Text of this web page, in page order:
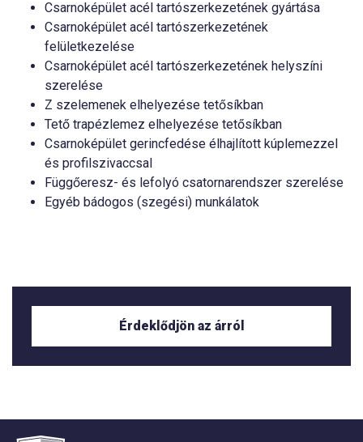
Csarnoképület acél tartószerkezetének gyártása
Csarnoképület acél tartószerkezetének
felületkezelése
Csarnoképület acél tartószerkezetének helyszíni
szerelése
Z szelemenek elhelyezése tetősíkban
Tető trapézlemez elhelyezése tetősíkban
Csarnoképület gerincfedése élhajlított kúplemezzel
és profilszivaccsal
Függőeresz- és lefolyó csatornarendszer szerelése
Egyéb bádogos (szegési) munkálatok
Érdeklődjön az árról